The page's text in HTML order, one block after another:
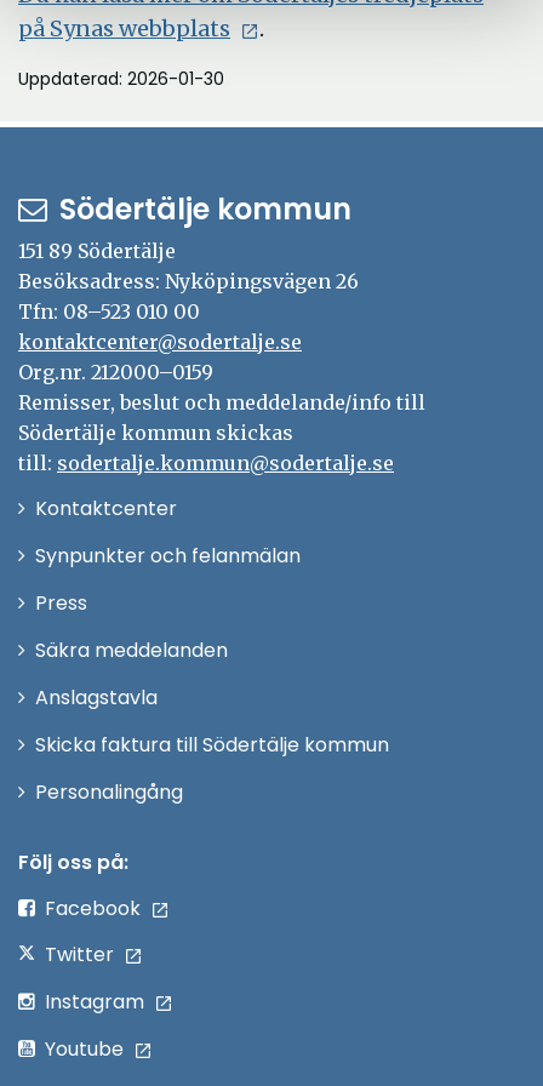
på Synas webbplats
.
Uppdaterad: 2026-01-30
Södertälje kommun
151 89 Södertälje
Besöksadress: Nyköpingsvägen 26
Tfn: 08–523 010 00
kontaktcenter@sodertalje.se
Org.nr. 212000–0159
Remisser, beslut och meddelande/info till
Södertälje kommun skickas
till: sodertalje.kommun@sodertalje.se
KontaktcenterÖppna
Synpunkter och felanmälan
Press
fönster
Säkra meddelanden
Anslagstavla
Skicka faktura till Södertälje kommun
PersonalingångÖppna
Följ oss på:
Facebook
Twitter
Instagram
Youtube